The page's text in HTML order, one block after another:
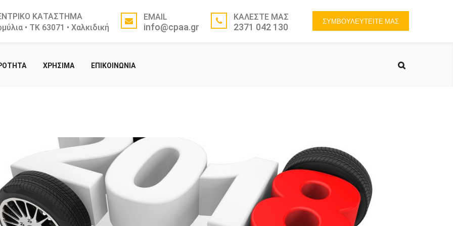
ΣΥΜΒΟΥΛΕΥΤΕΙΤΕ ΜΑΣ
ΚΑΤΑΣΤΗΜΑ
• ΤΚ 63071 • Χαλκιδική
EMAIL
info@cpaa.gr
ΚΑΛΕΣΤΕ ΜΑΣ
2371 042 130
ΧΡΗΣΙΜΑ ΕΠΙΚΟΙΝΩΝΙΑ